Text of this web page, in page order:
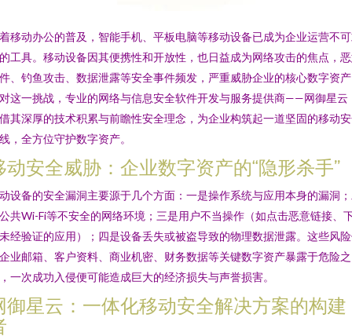
移动办公的普及，智能手机、平板电脑等移动设备已成为企业运营不
工具。移动设备因其便携性和开放性，也日益成为网络攻击的焦点，
、钓鱼攻击、数据泄露等安全事件频发，严重威胁企业的核心数字资
这一挑战，专业的网络与信息安全软件开发与服务提供商——网御星云
其深厚的技术积累与前瞻性安全理念，为企业构筑起一道坚固的移动
，全方位守护数字资产。
动安全威胁：企业数字资产的“隐形杀手”
设备的安全漏洞主要源于几个方面：一是操作系统与应用本身的漏洞
共Wi-Fi等不安全的网络环境；三是用户不当操作（如点击恶意链接、
经验证的应用）；四是设备丢失或被盗导致的物理数据泄露。这些风
业邮箱、客户资料、商业机密、财务数据等关键数字资产暴露于危险之
一次成功入侵便可能造成巨大的经济损失与声誉损害。
御星云：一体化移动安全解决方案的构建